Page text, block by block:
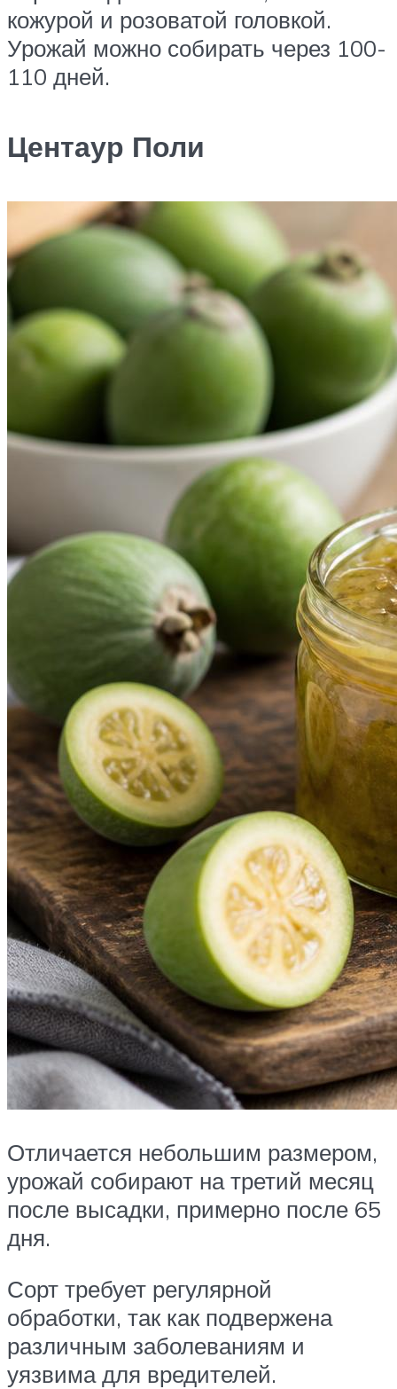
кожурой и розоватой головкой.
Урожай можно собирать через 100-
110 дней.
Центаур Поли
Отличается небольшим размером,
урожай собирают на третий месяц
после высадки, примерно после 65
дня.
Сорт требует регулярной
обработки, так как подвержена
различным заболеваниям и
уязвима для вредителей.